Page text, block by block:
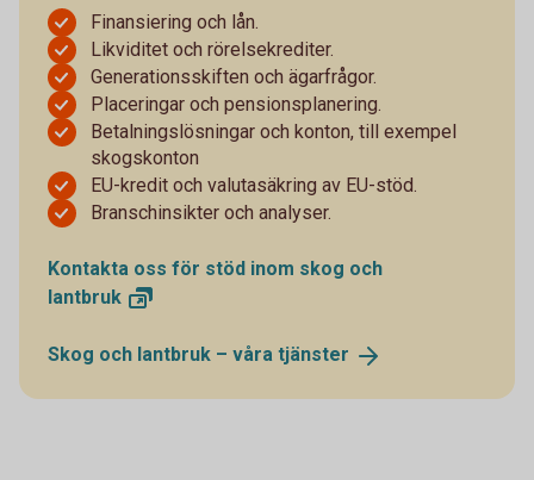
Finansiering och lån.
Likviditet och rörelsekrediter.
Generationsskiften och ägarfrågor.
Placeringar och pensionsplanering.
Betalningslösningar och konton, till exempel
skogskonton
EU-kredit och valutasäkring av EU-stöd.
Branschinsikter och analyser.
Kontakta oss för stöd inom skog och
lantbruk
Skog och lantbruk – våra tjänster